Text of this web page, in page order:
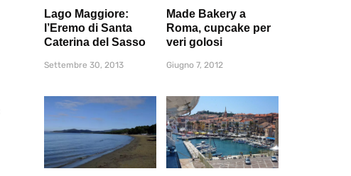
Lago Maggiore:
l’Eremo di Santa
Caterina del Sasso
Settembre 30, 2013
Made Bakery a
Roma, cupcake per
veri golosi
Giugno 7, 2012